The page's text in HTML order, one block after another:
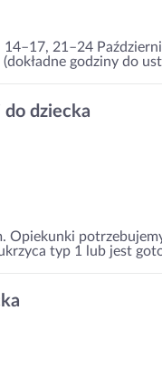
21–24
godziny do
dziecka
Opiekunki
typ 1 lub jest